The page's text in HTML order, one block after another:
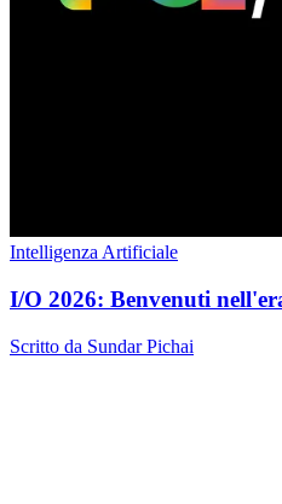
Intelligenza Artificiale
I/O 2026: Benvenuti
Scritto da Sundar Pichai